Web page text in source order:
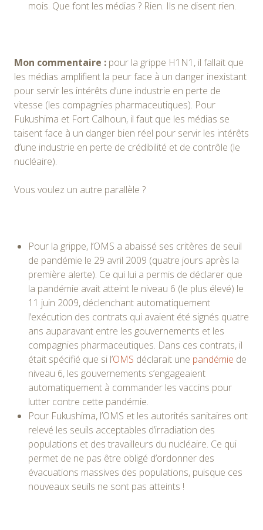
mois. Que font les médias ? Rien. Ils ne disent rien.
Mon commentaire : pour la grippe H1N1, il fallait que
les médias amplifient la peur face à un danger inexistant
pour servir les intérêts d’une industrie en perte de
vitesse (les compagnies pharmaceutiques). Pour
Fukushima et Fort Calhoun, il faut que les médias se
taisent face à un danger bien réel pour servir les intérêts
d’une industrie en perte de crédibilité et de contrôle (le
nucléaire).
Vous voulez un autre parallèle ?
Pour la grippe, l’OMS a abaissé ses critères de seuil
de pandémie le 29 avril 2009 (quatre jours après la
première alerte). Ce qui lui a permis de déclarer que
la pandémie avait atteint le niveau 6 (le plus élevé) le
11 juin 2009, déclenchant automatiquement
l’exécution des contrats qui avaient été signés quatre
ans auparavant entre les gouvernements et les
compagnies pharmaceutiques. Dans ces contrats, il
était spécifié que si l’OMS déclarait une pandémie de
niveau 6, les gouvernements s’engageaient
automatiquement à commander les vaccins pour
lutter contre cette pandémie.
Pour Fukushima, l’OMS et les autorités sanitaires ont
relevé les seuils acceptables d’irradiation des
populations et des travailleurs du nucléaire. Ce qui
permet de ne pas être obligé d’ordonner des
évacuations massives des populations, puisque ces
nouveaux seuils ne sont pas atteints !